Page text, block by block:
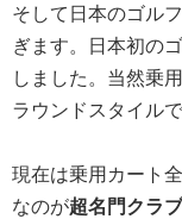
そして日本のゴル
ぎます。日本初の
しました。当然乗
ラウンドスタイルで
現在は乗用カート
なのが超名門クラブ